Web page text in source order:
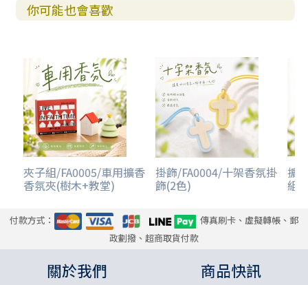
你可能也會喜歡
夾子組/FA0005/車用擴香
香氛夾(樹木+教堂)
掛飾/FA0004/十架香氛掛
飾(2色)
擴
組
付款方式：
傳真刷卡、虛擬轉帳、郵
政劃撥、超商取貨付款
關於我們 商品快訊